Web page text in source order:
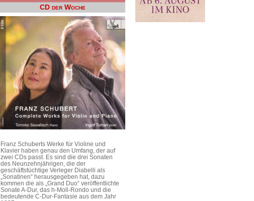
CD der Woche
Franz Schuberts Werke für Violine und
Klavier haben genau den Umfang, der auf
zwei CDs passt. Es sind die drei Sonaten
des Neunzehnjährigen, die der
geschäftstüchtige Verleger Diabelli als
„Sonatinen“ herausgegeben hat, dazu
kommen die als „Grand Duo“ veröffentlichte
Sonate A-Dur, das h-Moll-Rondo und die
bedeutende C-Dur-Fantasie aus dem Jahr